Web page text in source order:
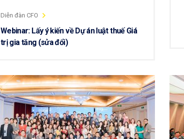
Diễn đàn CFO
Webinar: Lấy ý kiến về Dự án luật thuế Giá
trị gia tăng (sửa đổi)